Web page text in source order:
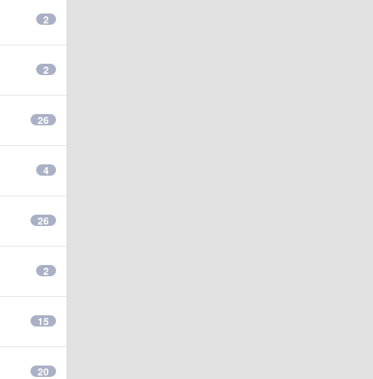
2
2
26
4
26
2
15
20